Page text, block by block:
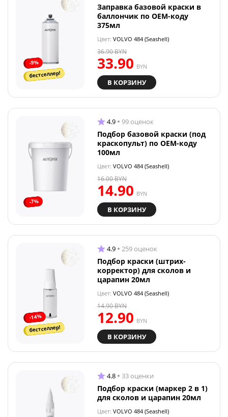
-9%
бестселлер!
Заправка базовой краски в
баллончик по OEM-коду
375мл
Цвет: VOLVO 484 (Seashell)
33.90 BYN
36.90BYN
В КОРЗИНУ
-7%
4.9 99 оценок
Подбор базовой краски (под
краскопульт) по OEM-коду
100мл
Цвет: VOLVO 484 (Seashell)
14.90 BYN
16.00BYN
В КОРЗИНУ
-14%
бестселлер!
4.9 259 оценок
Подбор краски (штрих-
корректор) для сколов и
царапин 20мл
Цвет: VOLVO 484 (Seashell)
12.90 BYN
14.90BYN
В КОРЗИНУ
4.8 33 оценки
Подбор краски (маркер 2 в 1)
для сколов и царапин 20мл
Цвет: VOLVO 484 (Seashell)